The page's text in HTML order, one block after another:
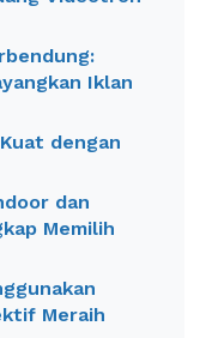
Iklan
dengan
dan
Memilih
Meraih